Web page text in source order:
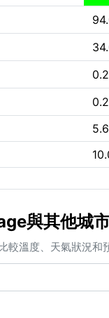
與其他城
較溫度、天氣狀況和